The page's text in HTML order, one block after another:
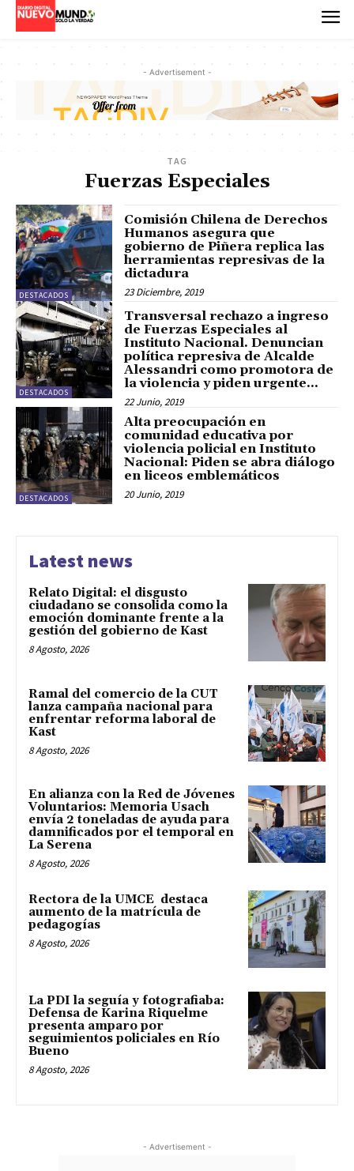
- Advertisement -
TAG
Fuerzas Especiales
DESTACADOS
Comisión Chilena de Derechos
Humanos asegura que
gobierno de Piñera replica las
herramientas represivas de la
dictadura
23 Diciembre, 2019
DESTACADOS
Transversal rechazo a ingreso
de Fuerzas Especiales al
Instituto Nacional. Denuncian
política represiva de Alcalde
Alessandri como promotora de
la violencia y piden urgente...
22 Junio, 2019
DESTACADOS
Alta preocupación en
comunidad educativa por
violencia policial en Instituto
Nacional: Piden se abra diálogo
en liceos emblemáticos
20 Junio, 2019
Latest news
Relato Digital: el disgusto
ciudadano se consolida como la
emoción dominante frente a la
gestión del gobierno de Kast
8 Agosto, 2026
Ramal del comercio de la CUT
lanza campaña nacional para
enfrentar reforma laboral de
Kast
8 Agosto, 2026
En alianza con la Red de Jóvenes
Voluntarios: Memoria Usach
envía 2 toneladas de ayuda para
damnificados por el temporal en
La Serena
8 Agosto, 2026
Rectora de la UMCE destaca
aumento de la matrícula de
pedagogías
8 Agosto, 2026
La PDI la seguía y fotografiaba:
Defensa de Karina Riquelme
presenta amparo por
seguimientos policiales en Río
Bueno
8 Agosto, 2026
- Advertisement -